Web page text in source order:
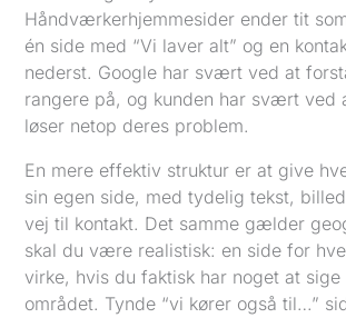
Håndværkerhjemmesider ender tit
én side med “Vi laver alt” og en
nederst. Google har svært ved at
rangere på, og kunden har svært ved
løser netop deres problem.
En mere effektiv struktur er at give
sin egen side, med tydelig tekst,
vej til kontakt. Det samme gælder
skal du være realistisk: en side for
virke, hvis du faktisk har noget at
området. Tynde “vi kører også til…”